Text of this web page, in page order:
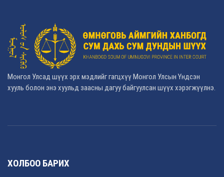
Монгол Улсад шүүх эрх мэдлийг гагцхүү Монгол Улсын Үндсэн
хууль болон энэ хуульд заасны дагуу байгуулсан шүүх хэрэгжүүлнэ.
ХОЛБОО БАРИХ